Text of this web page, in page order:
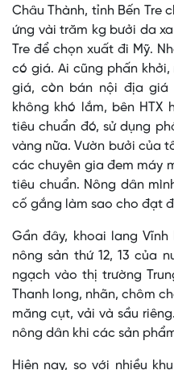
Châu Thành, tỉnh Bến Tre
ứng vài trăm kg bưởi da
Tre để chọn xuất đi Mỹ.
có giá. Ai cũng phấn
giá, còn bán nội địa giá
không khó lắm, bên HTX
tiêu chuẩn đó, sử dụng
vàng nữa. Vườn bưởi của
các chuyên gia đem máy
tiêu chuẩn. Nông dân
cố gắng làm sao cho đạt
Gần đây, khoai lang
nông sản thứ 12, 13 của
ngạch vào thị trường
Thanh long, nhãn, chôm
măng cụt, vải và sầu
nông dân khi các sản
Hiện nay, so với nhiều